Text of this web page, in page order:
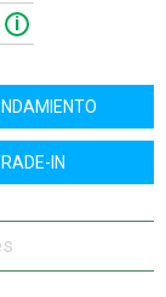
i
IN